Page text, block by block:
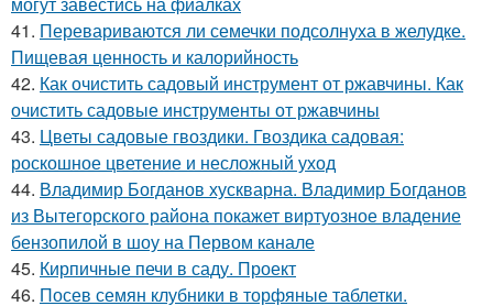
41. Перевариваются ли семечки подсолнуха в желудке.
Пищевая ценность и калорийность
42. Как очистить садовый инструмент от ржавчины. Как
очистить садовые инструменты от ржавчины
43. Цветы садовые гвоздики. Гвоздика садовая:
роскошное цветение и несложный уход
44. Владимир Богданов хускварна. Владимир Богданов
из Вытегорского района покажет виртуозное владение
бензопилой в шоу на Первом канале
45. Кирпичные печи в саду. Проект
46. Посев семян клубники в торфяные таблетки.